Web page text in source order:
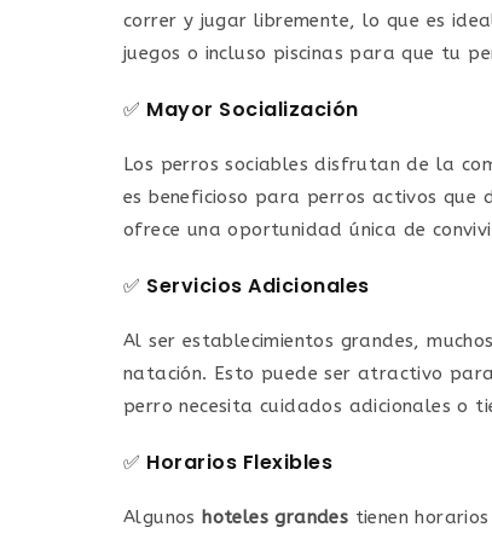
correr y jugar libremente, lo que es
juegos o incluso piscinas para que tu
✅ Mayor Socialización
Los perros sociables disfrutan de la
es beneficioso para perros activos que
ofrece una oportunidad única de
✅ Servicios Adicionales
Al ser establecimientos grandes, muchos
natación. Esto puede ser atractivo
perro necesita cuidados adicionales o
✅ Horarios Flexibles
Algunos hoteles grandes tienen